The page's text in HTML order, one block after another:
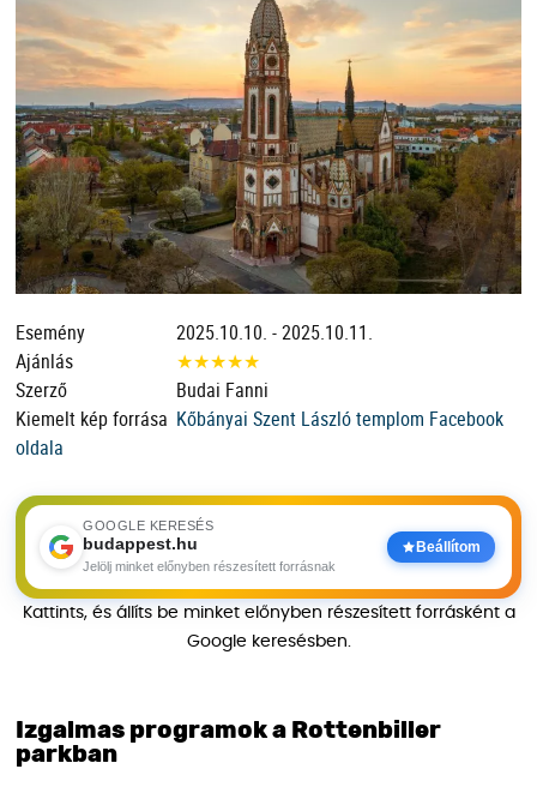
Esemény
2025.10.10. - 2025.10.11.
Ajánlás
★★★★★
Szerző
Budai Fanni
Kiemelt kép forrása Kőbányai Szent László templom Facebook
oldala
GOOGLE KERESÉS
budappest.hu
Jelölj minket előnyben részesített forrásnak
Beállítom
Kattints, és állíts be minket előnyben részesített forrásként a
Google keresésben.
Izgalmas programok a Rottenbiller
parkban